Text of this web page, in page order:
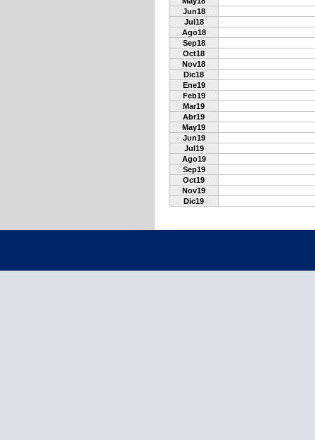
Jun18
Jul18
Ago18
Sep18
Oct18
Nov18
Dic18
Ene19
Feb19
Mar19
Abr19
May19
Jun19
Jul19
Ago19
Sep19
Oct19
Nov19
Dic19